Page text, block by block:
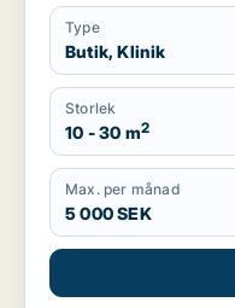
Type
Butik, Klinik
Storlek
10 - 30 m2
Max. per månad
5 000 SEK